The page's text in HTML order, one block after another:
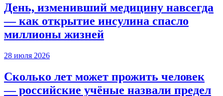
День, изменивший медицину навсегда
— как открытие инсулина спасло
миллионы жизней
28 июля 2026
Сколько лет может прожить человек
— российские учёные назвали предел